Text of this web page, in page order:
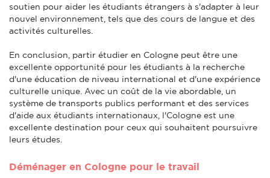
soutien pour aider les étudiants étrangers à s'adapter à leur
nouvel environnement, tels que des cours de langue et des
activités culturelles.
En conclusion, partir étudier en Cologne peut être une
excellente opportunité pour les étudiants à la recherche
d'une éducation de niveau international et d'une expérience
culturelle unique. Avec un coût de la vie abordable, un
système de transports publics performant et des services
d'aide aux étudiants internationaux, l'Cologne est une
excellente destination pour ceux qui souhaitent poursuivre
leurs études.
Déménager en Cologne pour le travail